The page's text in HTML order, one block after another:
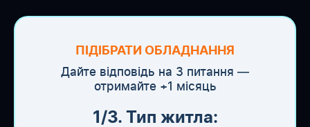
ПІДІБРАТИ ОБЛАДНАННЯ
Дайте відповідь на 3 питання —
отримайте +1 місяць
1/3. Тип житла: